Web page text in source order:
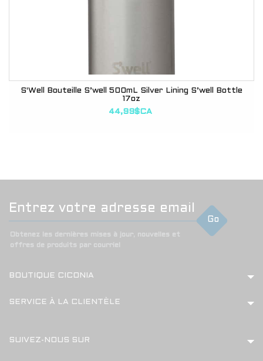
S'Well Bouteille S’well 500mL Silver Lining S’well Bottle
17oz
44,99$CA
Go
Obtenez les dernières mises à jour, nouvelles et
offres de produits par courriel
BOUTIQUE CICONIA
SERVICE À LA CLIENTÈLE
SUIVEZ-NOUS SUR